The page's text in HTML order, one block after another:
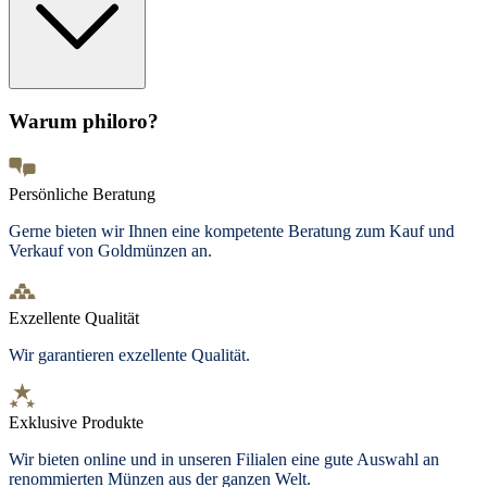
Warum philoro?
Persönliche Beratung
Gerne bieten wir Ihnen eine kompetente Beratung zum Kauf und
Verkauf von Goldmünzen an.
Exzellente Qualität
Wir garantieren exzellente Qualität.
Exklusive Produkte
Wir bieten online und in unseren Filialen eine gute Auswahl an
renommierten Münzen aus der ganzen Welt.